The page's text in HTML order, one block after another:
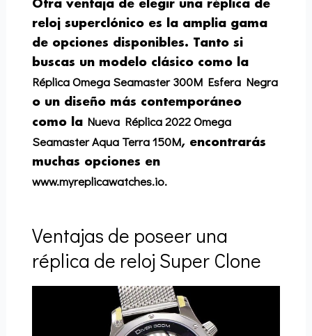
Otra ventaja de elegir una réplica de
reloj superclónico es la amplia gama
de opciones disponibles. Tanto si
buscas un modelo clásico como la
Réplica Omega Seamaster 300M Esfera Negra
o un diseño más contemporáneo
como la Nueva Réplica 2022 Omega
Seamaster Aqua Terra 150M, encontrarás
muchas opciones en
www.myreplicawatches.io.
Ventajas de poseer una
réplica de reloj Super Clone